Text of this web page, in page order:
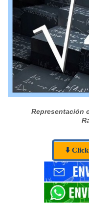
Representación
⬇️